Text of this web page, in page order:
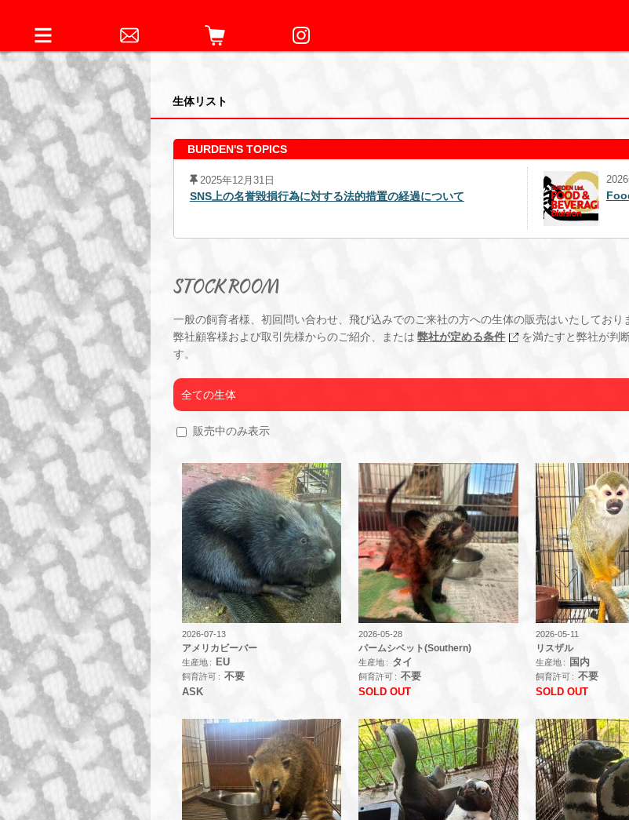
生体リスト
BURDEN'S TOPICS
業員に対する略式命令の発
2025年12月31日
SNS上の名誉毀損行為に対する法的措置の経過について
STOCK ROOM
一般の飼育者様、初回問い合わせ、飛び込みでのご来社の方への生体の販売はいたしており
弊社顧客様および取引先様からのご紹介、または 弊社が定める条件
を満たすと弊社が判
す。
全ての生体
販売中のみ表示
2026-07-13
アメリカビーバー
生産地 EU
飼育許可
不要
ASK
2026-05-28
パームシベット(Southern)
生産地 タイ
飼育許可
不要
SOLD OUT
2026-05-11
リスザル
生産地 国内
飼育許可
不要
SOLD OUT